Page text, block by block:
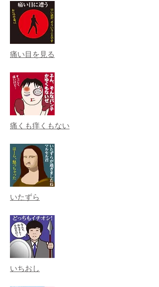
痛い目を見る
痛くも痒くもない
いたずら
いちおし